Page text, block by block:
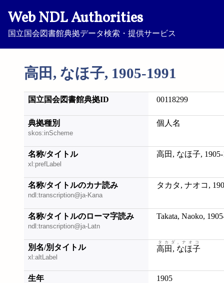
Web NDL Authorities
国立国会図書館典拠データ検索・提供サービス
高田, なほ子, 1905-1991
国立国会図書館典拠ID 00118299
典拠種別
skos:inScheme
個人名
名称/タイトル
xl:prefLabel
高田, なほ子, 1905-
名称/タイトルのカナ読み
ndl:transcription@ja-Kana
タカタ, ナオコ,
名称/タイトルのローマ字読み
ndl:transcription@ja-Latn
Takata, Naoko,
別名/別タイトル
xl:altLabel
高田, なほ子
タカダ, ナオコ
生年 1905